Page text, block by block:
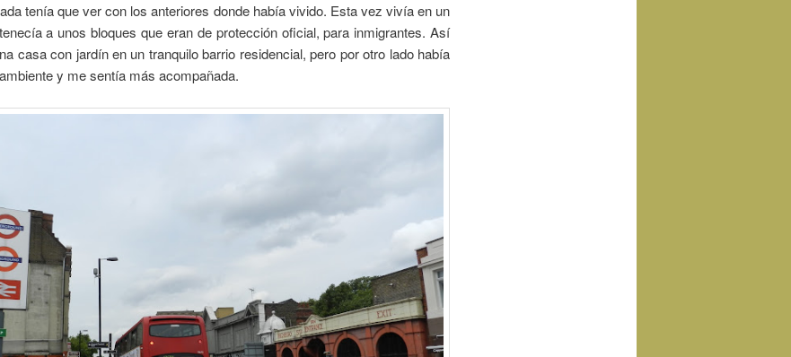
tenía que ver con los anteriores donde había vivido. Esta vez vivía en un
a unos bloques que eran de protección oficial, para inmigrantes. Así
casa con jardín en un tranquilo barrio residencial, pero por otro lado había
y me sentía más acompañada.